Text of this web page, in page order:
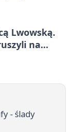
Lwowską.
na
- ślady